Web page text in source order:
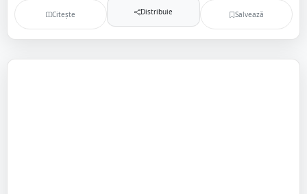
Citește Distribuie Salvează